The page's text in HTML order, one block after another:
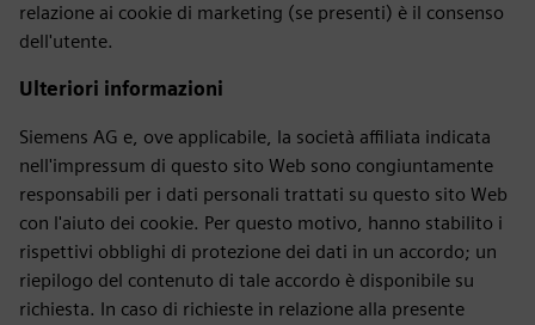
relazione ai cookie di marketing (se presenti) è il consenso
dell'utente.
Ulteriori informazioni
Siemens AG e, ove applicabile, la società affiliata indicata
nell'impressum di questo sito Web sono congiuntamente
responsabili per i dati personali trattati su questo sito Web
con l'aiuto dei cookie. Per questo motivo, hanno stabilito i
rispettivi obblighi di protezione dei dati in un accordo; un
riepilogo del contenuto di tale accordo è disponibile su
richiesta. In caso di richieste in relazione alla presente